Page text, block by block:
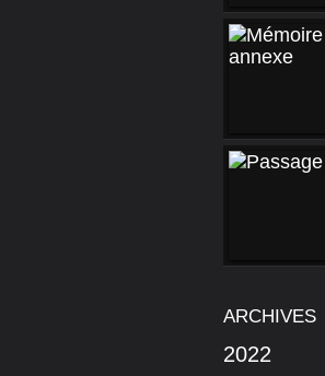
ARCHIVES
2022